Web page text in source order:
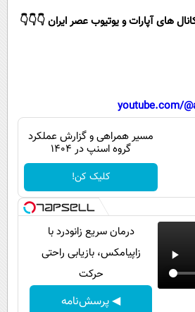
سرگرمی
حوادث
حیات وحش
سیاست خارجی
پیامک
دانلود
های آپارات و یوتیوب عصر ایران 👇👇👇
youtube.com/
مسیر همراهی و گزارش عملکرد
گروه اسنپ در ۱۴۰۴
کلیک کن!
درمان سریع زانودرد با
زاپیامکس، بازیابی راحتی
حرکت
◀ پرسش‌نامه